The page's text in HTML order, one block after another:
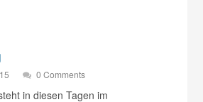
0 Comments
in diesen Tagen im